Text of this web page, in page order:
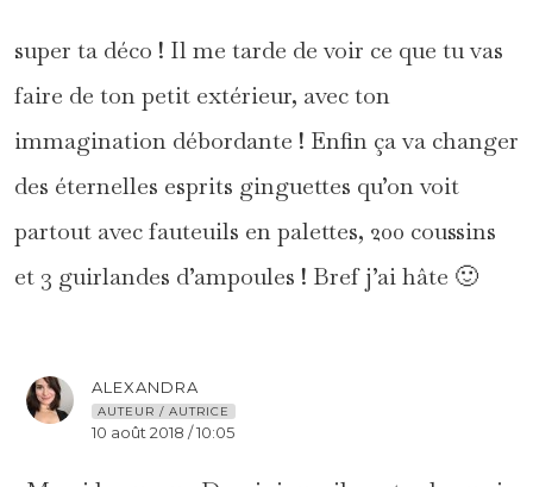
super ta déco ! Il me tarde de voir ce que tu vas
faire de ton petit extérieur, avec ton
immagination débordante ! Enfin ça va changer
des éternelles esprits ginguettes qu’on voit
partout avec fauteuils en palettes, 200 coussins
et 3 guirlandes d’ampoules ! Bref j’ai hâte 🙂
ALEXANDRA
AUTEUR / AUTRICE
10 août 2018 / 10:05